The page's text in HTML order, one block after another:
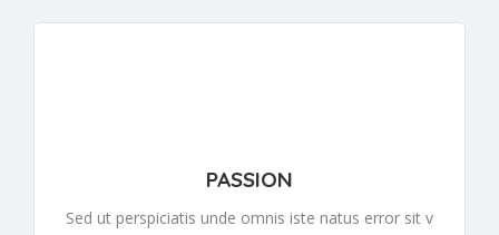
PASSION
Sed ut perspiciatis unde omnis iste natus error sit v